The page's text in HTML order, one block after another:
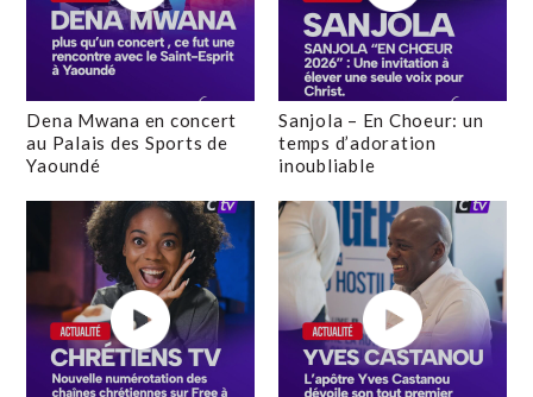
Dena Mwana en concert
au Palais des Sports de
Yaoundé
Sanjola – En Choeur: un
temps d’adoration
inoubliable